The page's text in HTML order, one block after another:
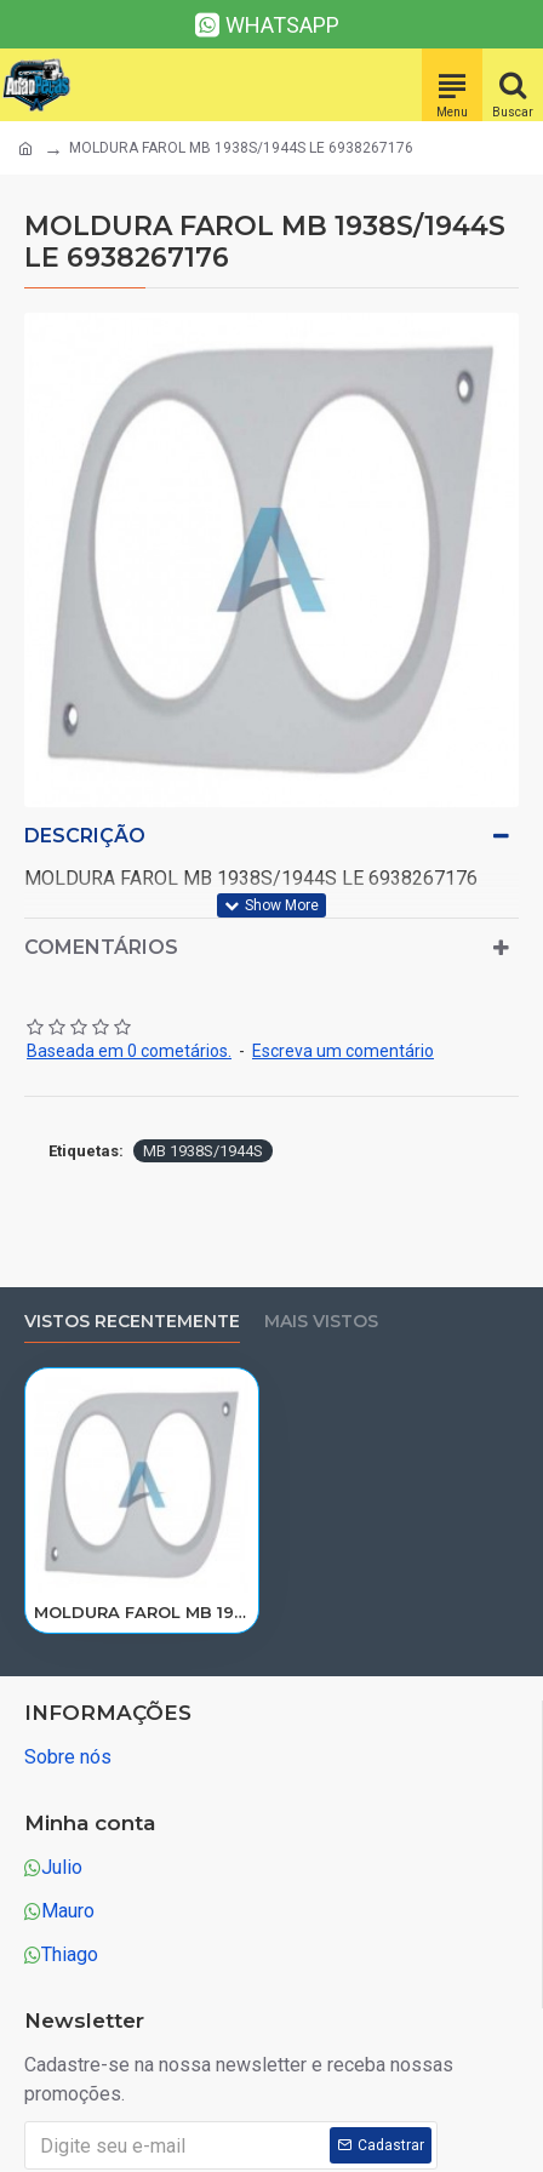
WHATSAPP
MOLDURA FAROL MB 1938S/1944S LE 6938267176
MOLDURA FAROL MB 1938S/1944S
LE 6938267176
DESCRIÇÃO
MOLDURA FAROL MB 1938S/1944S LE 6938267176
COMENTÁRIOS
Baseada em 0 cometários. - Escreva um comentário
Etiquetas: MB 1938S/1944S
VISTOS RECENTEMENTE MAIS VISTOS
MOLDURA FAROL MB 1938S/1944S LE 6938267176
INFORMAÇÕES
Sobre nós
Minha conta
Julio
Mauro
Thiago
Newsletter
Cadastre-se na nossa newsletter e receba nossas
promoções.
Cadastrar